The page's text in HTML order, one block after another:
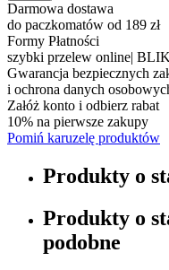
Darmowa dostawa
do paczkomatów od 189 zł
Formy Płatności
szybki przelew online|
Gwarancja bezpiecznych
i ochrona danych
Załóż konto i odbierz rabat
10% na pierwsze zakupy
Pomiń karuzelę produktów
Produkty o
Produkty o
podobne